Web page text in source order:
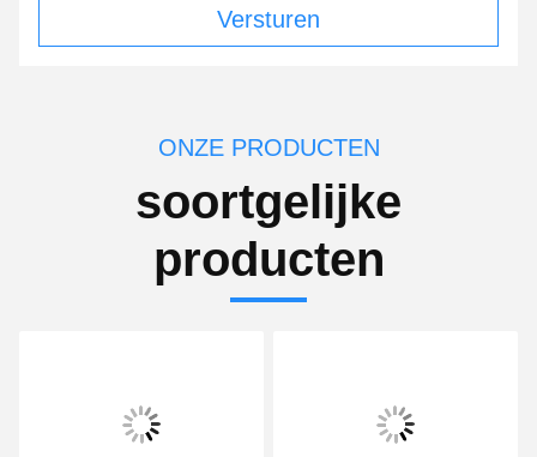
Versturen
ONZE PRODUCTEN
soortgelijke
producten